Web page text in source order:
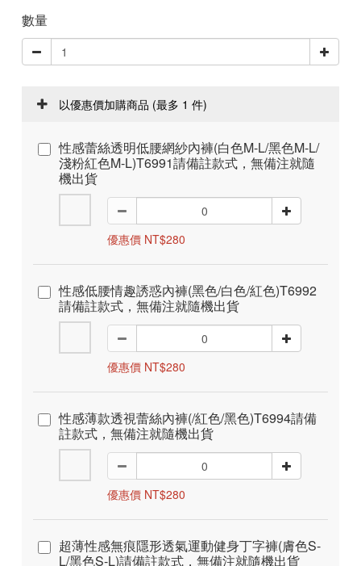
數量
以優惠價加購商品 (最多 1 件)
性感蕾絲透明低腰網紗內褲(白色M-L/黑色M-L/
淺粉紅色M-L)T6991請備註款式，無備注就隨
機出貨
優惠價 NT$280
性感低腰情趣誘惑內褲(黑色/白色/紅色)T6992
請備註款式，無備注就隨機出貨
優惠價 NT$280
性感薄款透視蕾絲內褲(/紅色/黑色)T6994請備
註款式，無備注就隨機出貨
優惠價 NT$280
超薄性感無痕隱形透氣運動健身丁字褲(膚色S-
L/黑色S-L)請備註款式，無備注就隨機出貨